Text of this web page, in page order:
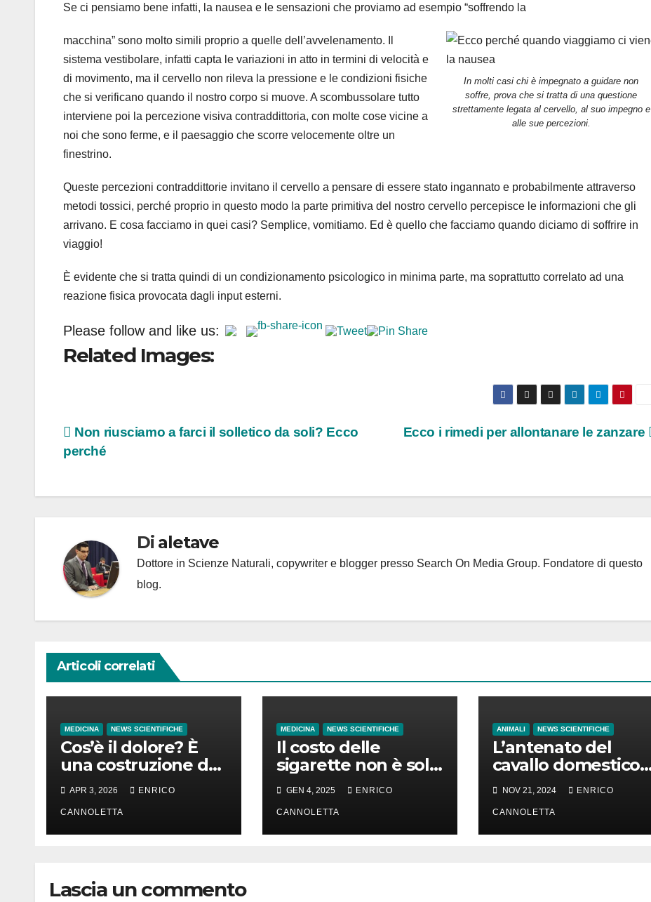
Se ci pensiamo bene infatti, la nausea e le sensazioni che proviamo ad esempio “soffrendo la
In molti casi chi è impegnato a guidare non
soffre, prova che si tratta di una questione
strettamente legata al cervello, al suo impegno e
alle sue percezioni.
macchina” sono molto simili proprio a quelle dell’avvelenamento. Il
sistema vestibolare, infatti capta le variazioni in atto in termini di velocità e
di movimento, ma il cervello non rileva la pressione e le condizioni fisiche
che si verificano quando il nostro corpo si muove. A scombussolare tutto
interviene poi la percezione visiva contraddittoria, con molte cose vicine a
noi che sono ferme, e il paesaggio che scorre velocemente oltre un
finestrino.
Queste percezioni contraddittorie invitano il cervello a pensare di essere stato ingannato e probabilmente attraverso
metodi tossici, perché proprio in questo modo la parte primitiva del nostro cervello percepisce le informazioni che gli
arrivano. E cosa facciamo in quei casi? Semplice, vomitiamo. Ed è quello che facciamo quando diciamo di soffrire in
viaggio!
È evidente che si tratta quindi di un condizionamento psicologico in minima parte, ma soprattutto correlato ad una
reazione fisica provocata dagli input esterni.
Please follow and like us:
Related Images:
Navigazione
articoli
Ecco i rimedi per allontanare le zanzare
Non riusciamo a farci il solletico da soli? Ecco
perché
Di aletave
Dottore in Scienze Naturali, copywriter e blogger presso Search On Media Group. Fondatore di questo
blog.
Articoli correlati
MEDICINA NEWS SCIENTIFICHE
Cos’è il dolore? È
una costruzione del
cervello
APR 3, 2026 ENRICO
CANNOLETTA
MEDICINA NEWS SCIENTIFICHE
Il costo delle
sigarette non è solo
in denaro ma anche
in tempo di vita
GEN 4, 2025 ENRICO
CANNOLETTA
ANIMALI NEWS SCIENTIFICHE
L’antenato del
cavallo domestico
nacque nelle
steppe del Mar
Nero
NOV 21, 2024 ENRICO
CANNOLETTA
Lascia un commento